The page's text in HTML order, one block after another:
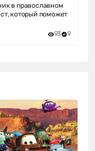
в православном
который поможет
93 9